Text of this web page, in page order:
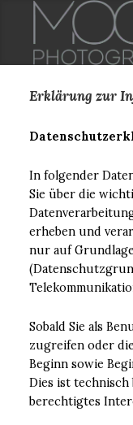
Erklärung zur
In folgender
Sie über die
erheben und
nur auf
Sobald Sie als
zugreifen oder
Beginn sowie
Dies ist
berechtigtes